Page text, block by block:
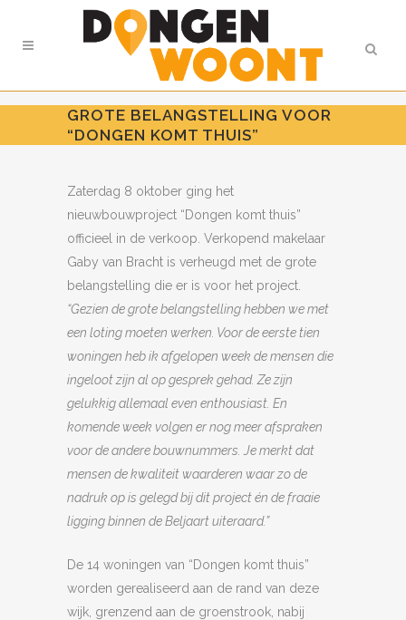
GROTE BELANGSTELLING VOOR
“DONGEN KOMT THUIS”
Zaterdag 8 oktober ging het
nieuwbouwproject “Dongen komt thuis”
officieel in de verkoop. Verkopend makelaar
Gaby van Bracht is verheugd met de grote
belangstelling die er is voor het project.
“Gezien de grote belangstelling hebben we met
een loting moeten werken. Voor de eerste tien
woningen heb ik afgelopen week de mensen die
ingeloot zijn al op gesprek gehad. Ze zijn
gelukkig allemaal even enthousiast. En
komende week volgen er nog meer afspraken
voor de andere bouwnummers. Je merkt dat
mensen de kwaliteit waarderen waar zo de
nadruk op is gelegd bij dit project én de fraaie
ligging binnen de Beljaart uiteraard.”
De 14 woningen van “Dongen komt thuis”
worden gerealiseerd aan de rand van deze
wijk, grenzend aan de groenstrook, nabij